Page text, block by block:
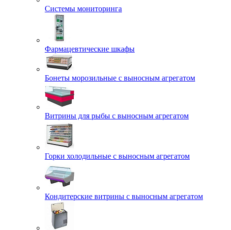
Системы мониторинга
Фармацевтические шкафы
Бонеты морозильные с выносным агрегатом
Витрины для рыбы с выносным агрегатом
Горки холодильные с выносным агрегатом
Кондитерские витрины с выносным агрегатом